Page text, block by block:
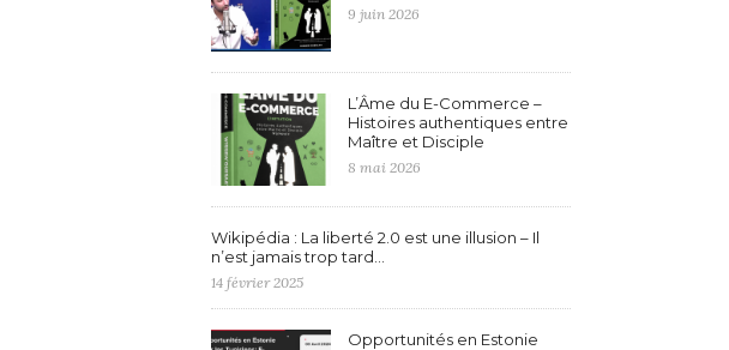
9 juin 2026
L’Âme du E-Commerce –
Histoires authentiques entre
Maître et Disciple
8 mai 2026
Wikipédia : La liberté 2.0 est une illusion – Il
n’est jamais trop tard…
14 février 2025
Opportunités en Estonie